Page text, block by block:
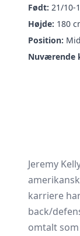
Født: 21/10-
Højde: 180
Position:
Nuværende
Jeremy
karriere
back/
omtalt